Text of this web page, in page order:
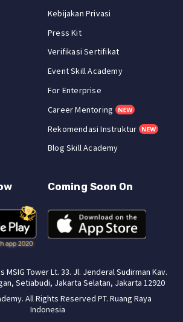
Kebijakan Privasi
Press Kit
Verifikasi Sertifikat
Event Skill Academy
For Enterprise
Career Mentoring
Rekomendasi Instruktur
Blog Skill Academy
Coming Soon On
MSIG Tower Lt. 33. Jl. Jenderal Sudirman Kav.
Setiabudi, Jakarta Selatan, Jakarta 12920
All Rights Reserved PT. Ruang Raya
Indonesia